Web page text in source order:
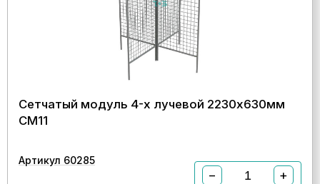
Сетчатый модуль 4-х лучевой 2230х630мм
СМ11
Артикул 60285
− +